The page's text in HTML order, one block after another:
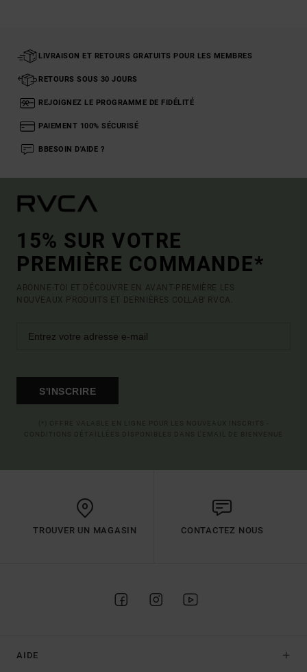
LIVRAISON ET RETOURS GRATUITS POUR LES MEMBRES
RETOURS SOUS 30 JOURS
REJOIGNEZ LE PROGRAMME DE FIDÉLITÉ
PAIEMENT 100% SÉCURISÉ
BBESOIN D'AIDE ?
15% SUR VOTRE
PREMIÈRE COMMANDE*
ABONNE-TOI ET DÉCOUVRE EN AVANT-PREMIÈRE LES
NOUVEAUX PRODUITS ET DERNIÈRES COLLAB' RVCA.
S'INSCRIRE
TROUVER UN MAGASIN CONTACTEZ NOUS
AIDE